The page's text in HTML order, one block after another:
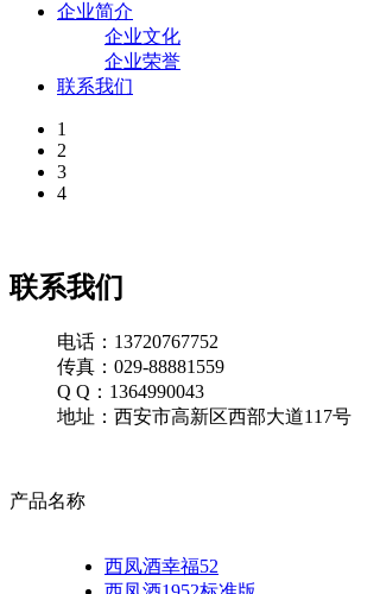
企业简介
企业文化
企业荣誉
联系我们
1
2
3
4
联系我们
电话：13720767752
传真：029-88881559
Q Q：1364990043
地址：西安市高新区西部大道117号
产品名称
西凤酒幸福52